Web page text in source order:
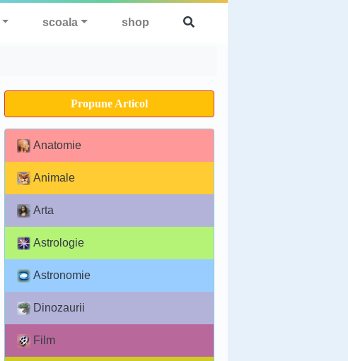
scoala shop
Propune Articol
Anatomie
Animale
Arta
Astrologie
Astronomie
Dinozaurii
Film